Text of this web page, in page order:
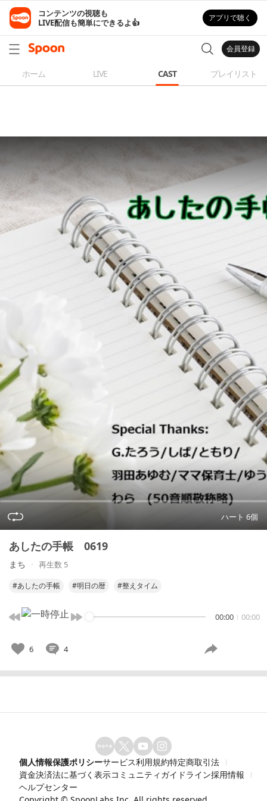
コンテンツの視聴も
LIVE配信も簡単にできるよ👍
アプリで聴く
会員登録
ホーム LIVE CAST プレイリスト
ハート 6個
あしたの手帳 0619
まち 再生数 5
#あしたの手帳 #明日の暦 #整えタイム
00:00 00:00
6 4
個人情報保護ポリシーサービス利用規約特定商取引法
資金決済法に基づく表示コミュニティガイドライン採用情報
ヘルプセンター